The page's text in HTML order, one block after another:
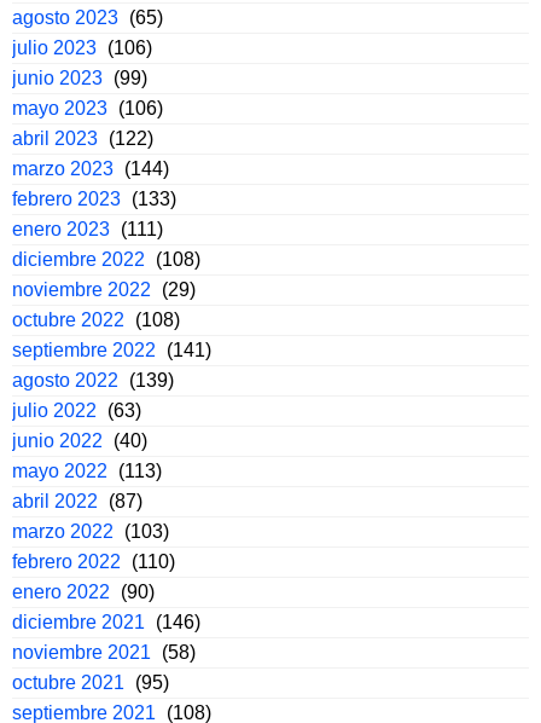
agosto 2023 (65)
julio 2023 (106)
junio 2023 (99)
mayo 2023 (106)
abril 2023 (122)
marzo 2023 (144)
febrero 2023 (133)
enero 2023 (111)
diciembre 2022
(108)
noviembre 2022
(29)
octubre 2022
(108)
septiembre 2022
(141)
agosto 2022
(139)
julio 2022
(63)
junio 2022
(40)
mayo 2022
(113)
abril 2022
(87)
marzo 2022
(103)
febrero 2022
(110)
enero 2022
(90)
diciembre 2021
(146)
noviembre 2021
(58)
octubre 2021
(95)
septiembre 2021
(108)